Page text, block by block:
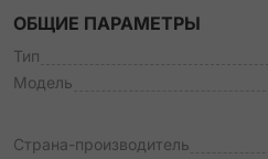
ОБЩИЕ ПАРАМЕТРЫ
Тип
Модель
Страна-производитель